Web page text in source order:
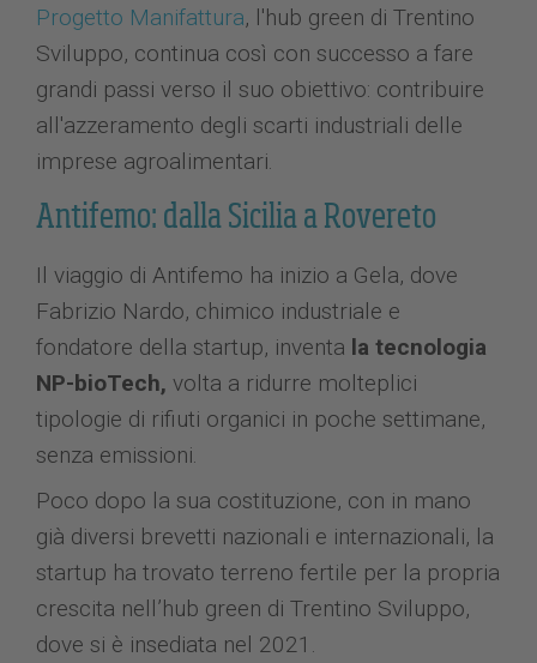
Progetto Manifattura, l'hub green di Trentino
Sviluppo, continua così con successo a fare
grandi passi verso il suo obiettivo: contribuire
all'azzeramento degli scarti industriali delle
imprese agroalimentari.
Antifemo: dalla Sicilia a Rovereto
Il viaggio di Antifemo ha inizio a Gela, dove
Fabrizio Nardo, chimico industriale e
fondatore della startup, inventa la tecnologia
NP-bioTech, volta a ridurre molteplici
tipologie di rifiuti organici in poche settimane,
senza emissioni.
Poco dopo la sua costituzione, con in mano
già diversi brevetti nazionali e internazionali, la
startup ha trovato terreno fertile per la propria
crescita nell’hub green di Trentino Sviluppo,
dove si è insediata nel 2021.